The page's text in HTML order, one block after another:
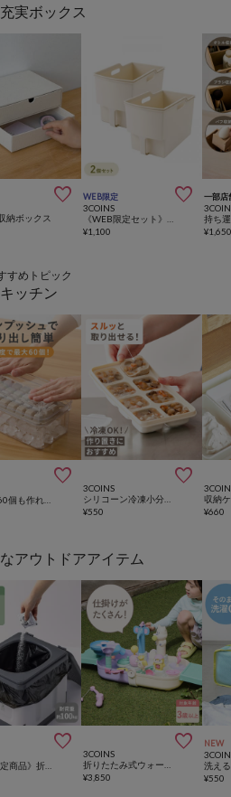
実ボックス

納ボックス
WEB限定 
3COINS
¥1,100
一部店
¥
すめトピック
キッチン
 
3COINS
シリコーン冷凍小分け保存容器：M／KITINTO
¥550
収納
¥660
アウトドアアイテム

《WEB限定商品》折りたたみ非常用トイレ／SOBANI

3COINS
折りたたみ式ウォータープレイ／KIDS水遊び
¥3,850
NEW
¥550